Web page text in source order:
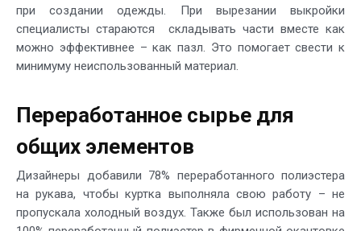
при создании одежды. При вырезании выкройки
специалисты стараются складывать части вместе как
можно эффективнее – как пазл. Это помогает свести к
минимуму неиспользованный материал.
Переработанное сырье для
общих элементов
Дизайнеры добавили 78% переработанного полиэстера
на рукава, чтобы куртка выполняла свою работу – не
пропускала холодный воздух. Также был использован на